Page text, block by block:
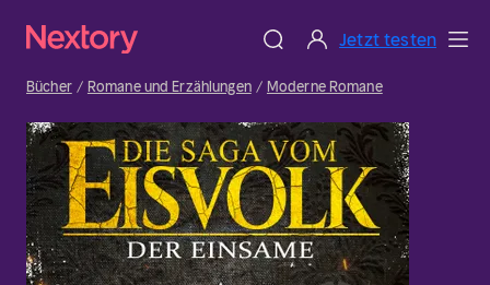
Jetzt testen
Bücher Romane und Erzählungen Moderne Romane